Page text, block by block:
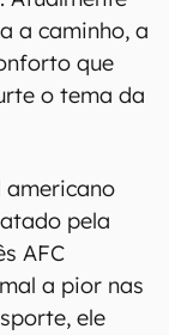
a caminho, a
que
o tema da
americano
pela
AFC
a pior nas
ele